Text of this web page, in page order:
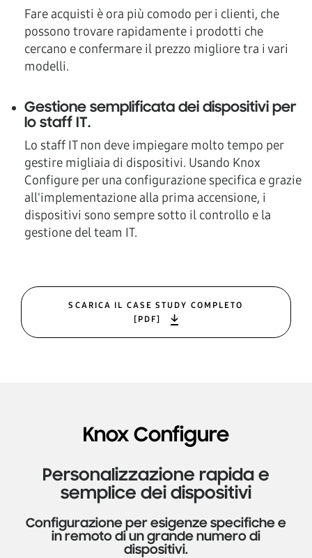
Fare acquisti è ora più comodo per i clienti, che
possono trovare rapidamente i prodotti che
cercano e confermare il prezzo migliore tra i vari
modelli.
Gestione semplificata dei dispositivi per
lo staff IT.
Lo staff IT non deve impiegare molto tempo per
gestire migliaia di dispositivi. Usando Knox
Configure per una configurazione specifica e grazie
all'implementazione alla prima accensione, i
dispositivi sono sempre sotto il controllo e la
gestione del team IT.
SCARICA IL CASE STUDY COMPLETO
[PDF]
Knox Configure
Personalizzazione rapida e
semplice dei dispositivi
Configurazione per esigenze specifiche e
in remoto di un grande numero di
dispositivi.